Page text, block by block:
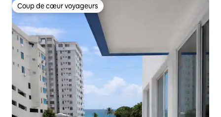
Coup de cœur voyageurs
Coup de cœur voyageurs